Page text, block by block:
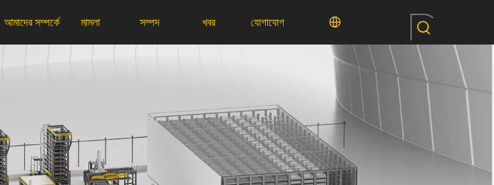
আমাদের সম্পর্কে মামলা সম্পদ খবর যোগাযোগ